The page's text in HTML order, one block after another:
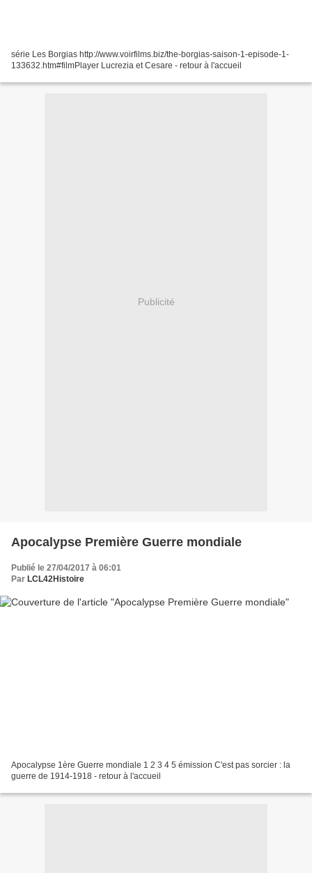
série Les Borgias http://www.voirfilms.biz/the-borgias-saison-1-episode-1-
133632.htm#filmPlayer Lucrezia et Cesare - retour à l'accueil
Publicité
Apocalypse Première Guerre mondiale
Publié le 27/04/2017 à 06:01
Par LCL42Histoire
Apocalypse 1ère Guerre mondiale 1 2 3 4 5 émission C'est pas sorcier : la
guerre de 1914-1918 - retour à l'accueil